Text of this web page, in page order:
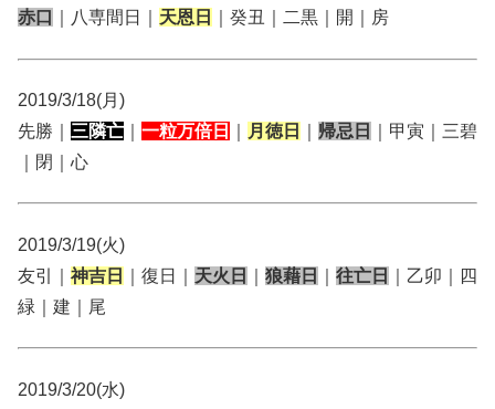
赤口 ｜八専間日｜ 天恩日 ｜癸丑｜二黒｜開｜房
2019/3/18(月)
先勝｜ 三隣亡 一粒万倍日 月徳日 帰忌日
｜甲寅｜三碧
｜閉｜心
2019/3/19(火)
友引｜ 神吉日 ｜復日｜ 天火日 狼藉日 往亡日
｜乙卯｜四
緑｜建｜尾
2019/3/20(水)